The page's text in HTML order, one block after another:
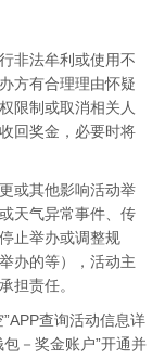
非法牟利或使用不
方有合理理由怀疑
限制或取消相关人
回奖金，必要时将
或其他影响活动举
天气异常事件、传
止举办或调整规
办的等），活动主
担责任。
查询活动信息详
－奖金账户”开通并